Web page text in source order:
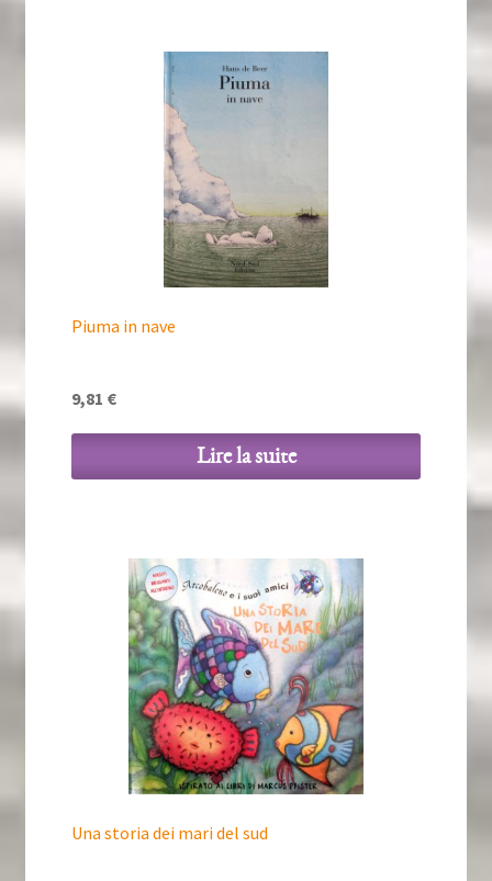
Piuma in nave
9,81 €
Lire la suite
Una storia dei mari del sud